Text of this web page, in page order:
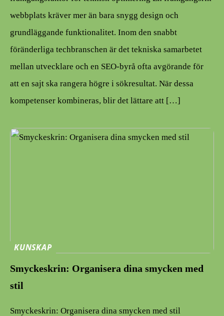
webbplats kräver mer än bara snygg design och
grundläggande funktionalitet. Inom den snabbt
föränderliga techbranschen är det tekniska samarbetet
mellan utvecklare och en SEO-byrå ofta avgörande för
att en sajt ska rangera högre i sökresultat. När dessa
kompetenser kombineras, blir det lättare att […]
KUNSKAP
Smyckeskrin: Organisera dina smycken med
stil
Smyckeskrin: Organisera dina smycken med stil